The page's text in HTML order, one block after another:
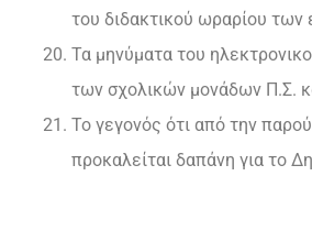
του διδακτικού ωραρίου των
Τα μηνύματα του
των σχολικών μονάδων Π.Σ.
Το γεγονός ότι από την
προκαλείται δαπάνη για το